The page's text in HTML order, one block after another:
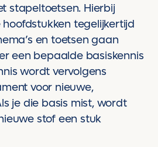
stapeltoetsen. Hierbij
tegelijkertijd
en toetsen gaan
een bepaalde basiskennis
wordt vervolgens
voor nieuwe,
je die basis mist, wordt
stof een stuk